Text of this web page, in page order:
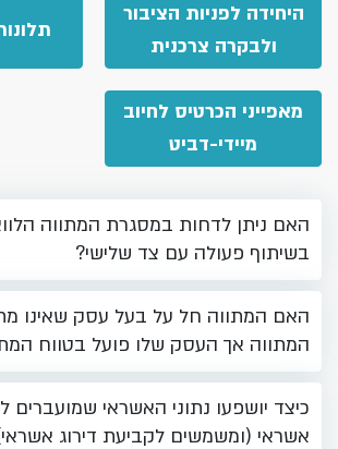
היחידה לפניות הציבור
ולבקרה צרכנית
מאפייני הכרטיס לחיוב
מיידי-דביט
האם ניתן לדחות במסגרת המתווה
בשיתוף פעולה עם צד שלישי?
האם המתווה חל על בעל עסק שאינו
המתווה אך העסק שלו פועל בטווח
כיצד יושפעו נתוני האשראי שמועברים
אשראי (ומשמשים לקביעת דירוג